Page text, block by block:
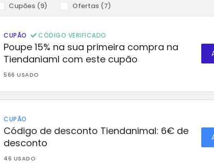
Cupões (9) Ofertas (7)
CUPÃO CÓDIGO VERIFICADO
Poupe 15% na sua primeira compra na
Tiendaniaml com este cupão
566 USADO
CUPÃO
Código de desconto Tiendanimal: 6€ de
desconto
46 USADO